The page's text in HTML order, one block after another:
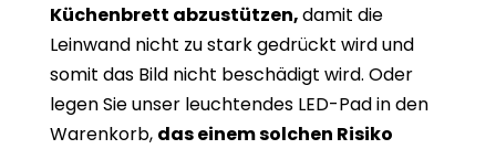
Küchenbrett abzustützen,damit die
Leinwand nicht zu stark gedrückt wird und
somit das Bild nicht beschädigt wird. Oder
legen Sie unser leuchtendes LED-Pad in den
Warenkorb, das einem solchen Risiko